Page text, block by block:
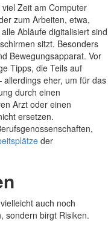
Zeit am Computer
zum Arbeiten, etwa,
Abläufe digitalisiert sind
sitzt. Besonders
Bewegungsapparat. Vor
Tipps, die Teils auf
eher, um für das
durch einen
Arzt oder einen
ersetzen.
der
auch noch
sondern birgt Risiken.